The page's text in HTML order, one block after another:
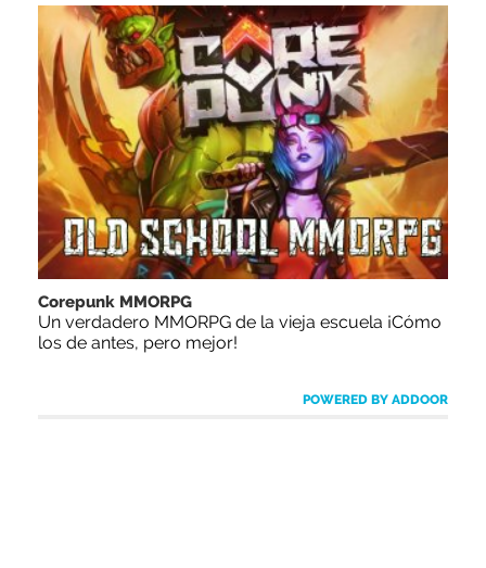
Corepunk MMORPG
Un verdadero MMORPG de la vieja escuela ¡Cómo
los de antes, pero mejor!
POWERED BY ADDOOR